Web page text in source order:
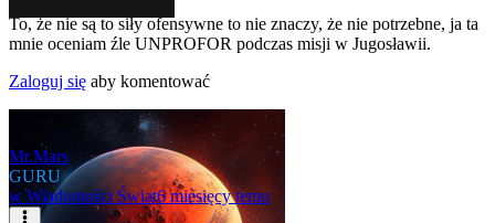
To, że nie są to siły ofensywne to nie znaczy, że nie potrzebne, ja ta
mnie oceniam źle UNPROFOR podczas misji w Jugosławii.
Zaloguj się aby komentować
Mr.Mars
GURU
w Wiadomości Świat6 miesięcy temu